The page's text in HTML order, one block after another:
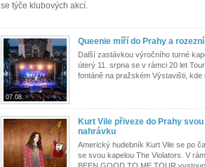
se týče klubových akcí.
07.08.
Queenie míří do Prahy a
Další zastávkou výročního turné
úterý 11. srpna se v rámci 20 let
fontáně na pražském Výstavišti, kde
Kurt Vile přiveze do Prahy
nahrávku
Americký hudebník Kurt Vile se po
se svou kapelou The Violators. V